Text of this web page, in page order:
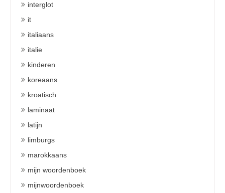
interglot
it
italiaans
italie
kinderen
koreaans
kroatisch
laminaat
latijn
limburgs
marokkaans
mijn woordenboek
mijnwoordenboek